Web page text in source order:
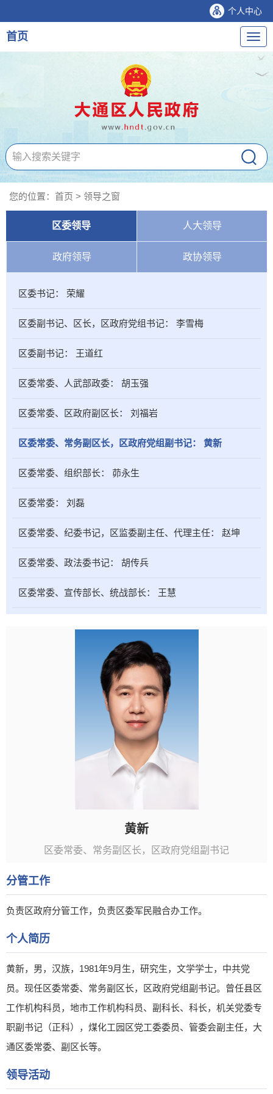
个人中心
导
航
首页
您的位置： 首页 > 领导之窗
区委领导 人大领导
政府领导 政协领导
区委书记： 荣耀
区委副书记、区长，区政府党组书记： 李雪梅
区委副书记： 王道红
区委常委、人武部政委： 胡玉强
区委常委、区政府副区长： 刘福岩
区委常委、常务副区长，区政府党组副书记： 黄新
区委常委、组织部长： 茆永生
区委常委： 刘磊
区委常委、纪委书记，区监委副主任、代理主任： 赵坤
区委常委、政法委书记： 胡传兵
区委常委、宣传部长、统战部长： 王慧
黄新
区委常委、常务副区长，区政府党组副书记
分管工作
负责区政府分管工作，负责区委军民融合办工作。
个人简历
黄新，男，汉族，1981年9月生，研究生，文学学士，中共党
员。现任区委常委、常务副区长，区政府党组副书记。曾任县区
工作机构科员，地市工作机构科员、副科长、科长，机关党委专
职副书记（正科），煤化工园区党工委委员、管委会副主任，大
通区委常委、副区长等。
领导活动